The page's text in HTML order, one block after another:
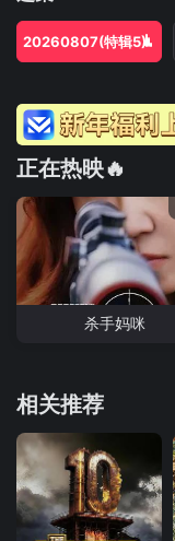
20260807(特辑5)
正在热映🔥
杀手妈咪
相关推荐